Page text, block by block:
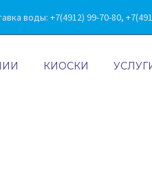
воды: +7(4912) 99-70-80,
КИОСКИ